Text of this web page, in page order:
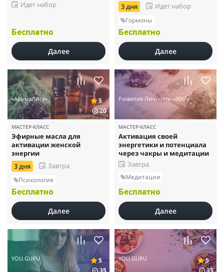
Идет набор
Бесплатно
Далее
3 дня
Идет набор
Гормоны
Бесплатно
Далее
«АромаЛита»
5
20
МАСТЕР-КЛАСС
Эфирные масла для
активации женской
энергии
3 дня
Завтра
Психология
Бесплатно
Далее
Развития Личности «ЭВО»
МАСТЕР-КЛАСС
Активация своей
энергетики и потенциала
через чакры и медитации
Завтра
Медитации
Бесплатно
Далее
YOU.GURU
5
YOU.GURU
5